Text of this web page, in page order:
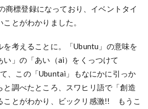
商標登録になっており、イベントタイ
とがわかりました。
を考えることに。「Ubuntu」の意味を
い」の「あい（ai）をくっつけて
、この「Ubuntai」もなにかに引っか
と調べたところ、スワヒリ語で「創造
ことがわかり、ビックリ感激!! もうこ